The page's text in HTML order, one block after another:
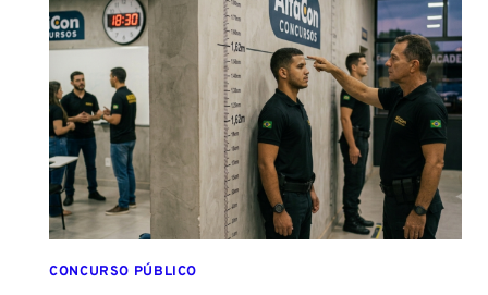
2026:
ATÉ
FINAL
DESTE
ANO!
CONCURSO PÚBLICO